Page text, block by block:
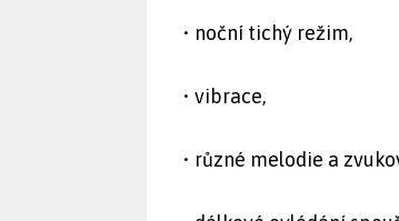
• noční tichý režim,
• vibrace,
• různé melodie a